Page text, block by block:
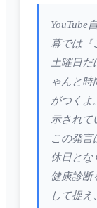
YouTube
幕では『
土曜日だ
ゃんと時
がつくよ
示されて
この発言
休日とな
健康診断
して捉え